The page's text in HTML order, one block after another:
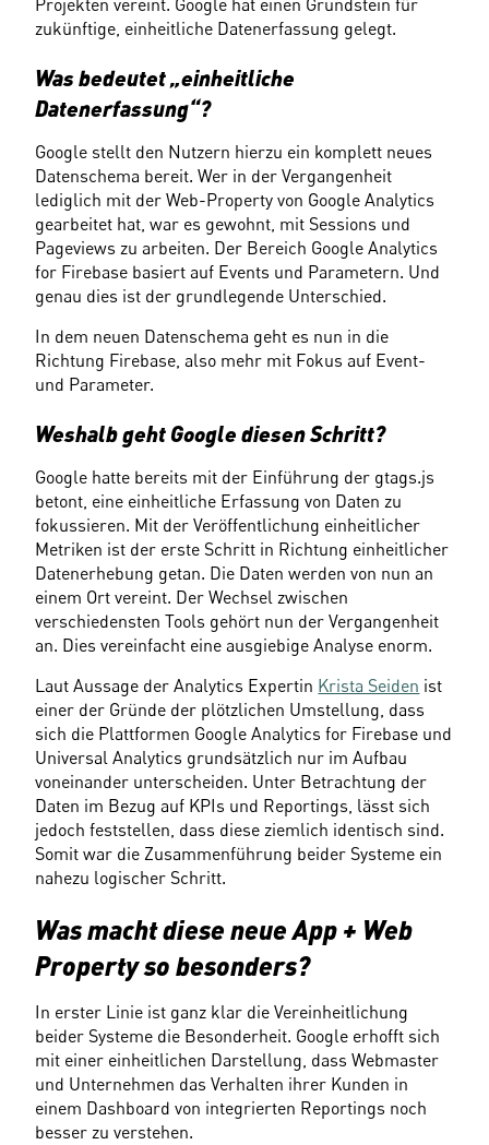
Projekten vereint. Google hat einen Grundstein für
zukünftige, einheitliche Datenerfassung gelegt.
Was bedeutet „einheitliche
Datenerfassung“?
Google stellt den Nutzern hierzu ein komplett neues
Datenschema bereit. Wer in der Vergangenheit
lediglich mit der Web-Property von Google Analytics
gearbeitet hat, war es gewohnt, mit Sessions und
Pageviews zu arbeiten. Der Bereich Google Analytics
for Firebase basiert auf Events und Parametern. Und
genau dies ist der grundlegende Unterschied.
In dem neuen Datenschema geht es nun in die
Richtung Firebase, also mehr mit Fokus auf Event-
und Parameter.
Weshalb geht Google diesen Schritt?
Google hatte bereits mit der Einführung der gtags.js
betont, eine einheitliche Erfassung von Daten zu
fokussieren. Mit der Veröffentlichung einheitlicher
Metriken ist der erste Schritt in Richtung einheitlicher
Datenerhebung getan. Die Daten werden von nun an
einem Ort vereint. Der Wechsel zwischen
verschiedensten Tools gehört nun der Vergangenheit
an. Dies vereinfacht eine ausgiebige Analyse enorm.
Laut Aussage der Analytics Expertin Krista Seiden ist
einer der Gründe der plötzlichen Umstellung, dass
sich die Plattformen Google Analytics for Firebase und
Universal Analytics grundsätzlich nur im Aufbau
voneinander unterscheiden. Unter Betrachtung der
Daten im Bezug auf KPIs und Reportings, lässt sich
jedoch feststellen, dass diese ziemlich identisch sind.
Somit war die Zusammenführung beider Systeme ein
nahezu logischer Schritt.
Was macht diese neue App + Web
Property so besonders?
In erster Linie ist ganz klar die Vereinheitlichung
beider Systeme die Besonderheit. Google erhofft sich
mit einer einheitlichen Darstellung, dass Webmaster
und Unternehmen das Verhalten ihrer Kunden in
einem Dashboard von integrierten Reportings noch
besser zu verstehen.